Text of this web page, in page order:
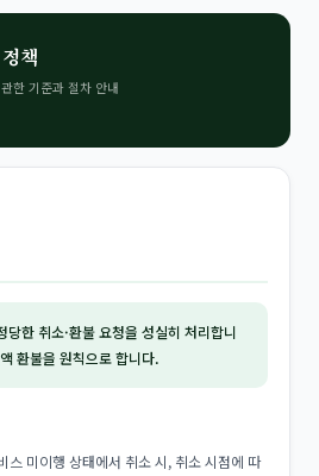
책
한 기준과 절차 안내
당한 취소·환불 요청을 성실히 처리합니
환불을 원칙으로 합니다.
스 미이행 상태에서 취소 시, 취소 시점에 따